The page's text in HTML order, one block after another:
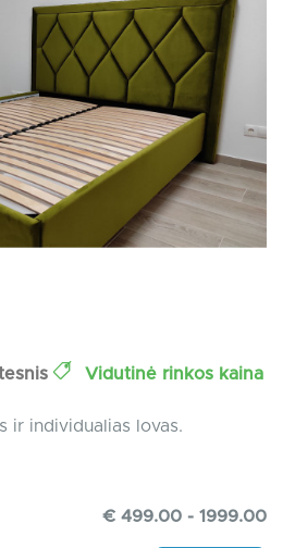
Vidutinė rinkos kaina
ir individualias lovas.
€ 499.00 - 1999.00